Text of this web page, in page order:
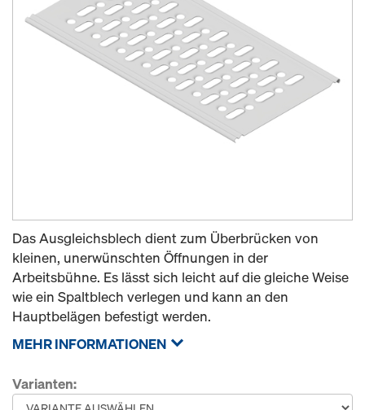
Das Ausgleichsblech dient zum Überbrücken von
kleinen, unerwünschten Öffnungen in der
Arbeitsbühne. Es lässt sich leicht auf die gleiche Weise
wie ein Spaltblech verlegen und kann an den
Hauptbelägen befestigt werden.
MEHR INFORMATIONEN
Varianten: